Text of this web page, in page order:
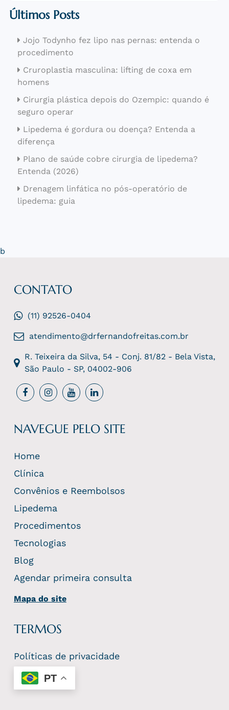
Últimos Posts
Jojo Todynho fez lipo nas pernas: entenda o
procedimento
Cruroplastia masculina: lifting de coxa em
homens
Cirurgia plástica depois do Ozempic: quando é
seguro operar
Lipedema é gordura ou doença? Entenda a
diferença
Plano de saúde cobre cirurgia de lipedema?
Entenda (2026)
Drenagem linfática no pós-operatório de
lipedema: guia
b
CONTATO
(11) 92526-0404
atendimento@drfernandofreitas.com.br
R. Teixeira da Silva, 54 - Conj. 81/82 - Bela Vista,
São Paulo - SP, 04002-906
NAVEGUE PELO SITE
Home
Clínica
Convênios e Reembolsos
Lipedema
Procedimentos
Tecnologias
Blog
Agendar primeira consulta
Mapa do site
TERMOS
Políticas de privacidade
PT